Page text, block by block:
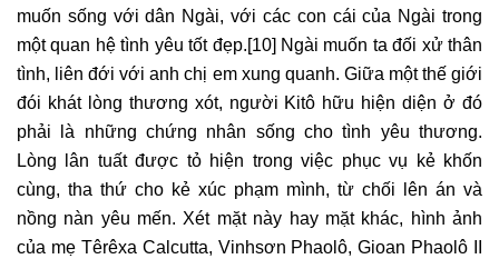
muốn sống với dân Ngài, với các con cái của Ngài trong
một quan hệ tình yêu tốt đẹp. [10] Ngài muốn ta đối xử thân
tình, liên đới với anh chị em xung quanh. Giữa một thế giới
đói khát lòng thương xót, người Kitô hữu hiện diện ở đó
phải là những chứng nhân sống cho tình yêu thương.
Lòng lân tuất được tỏ hiện trong việc phục vụ kẻ khốn
cùng, tha thứ cho kẻ xúc phạm mình, từ chối lên án và
nồng nàn yêu mến. Xét mặt này hay mặt khác, hình ảnh
của mẹ Têrêxa Calcutta, Vinhsơn Phaolô, Gioan Phaolô II